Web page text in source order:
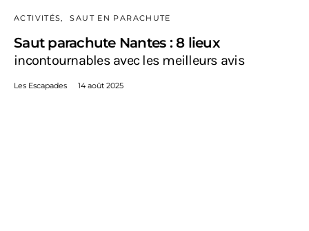
ACTIVITÉS SAUT EN PARACHUTE
Saut parachute Nantes : 8 lieux
incontournables avec les meilleurs avis
Les Escapades 14 août 2025